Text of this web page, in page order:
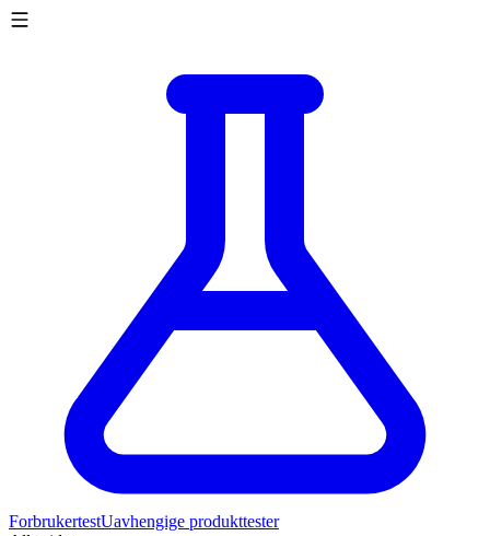
ForbrukertestUavhengige produkttester